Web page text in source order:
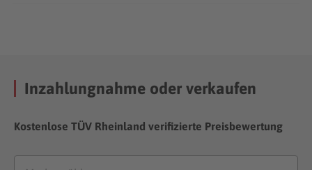
Inzahlungnahme oder verkaufen
Kostenlose TÜV Rheinland verifizierte Preisbewertung